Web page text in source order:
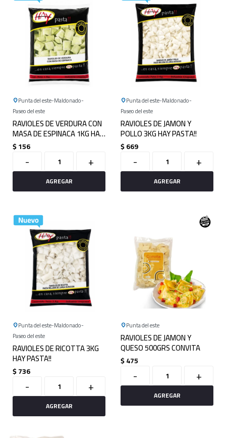
Punta del este Maldonado
Paseo del este
RAVIOLES DE VERDURA CON
MASA DE ESPINACA 1KG HAY
PASTA!!
$156
- +
Punta del este Maldonado
Paseo del este
RAVIOLES DE JAMON Y
POLLO 3KG HAY PASTA!!
$669
- +
Punta del este Maldonado
Paseo del este
RAVIOLES DE RICOTTA 3KG
HAY PASTA!!
$736
- +
Punta del este
RAVIOLES DE JAMON Y
QUESO 500GRS CONVITA
$475
- +